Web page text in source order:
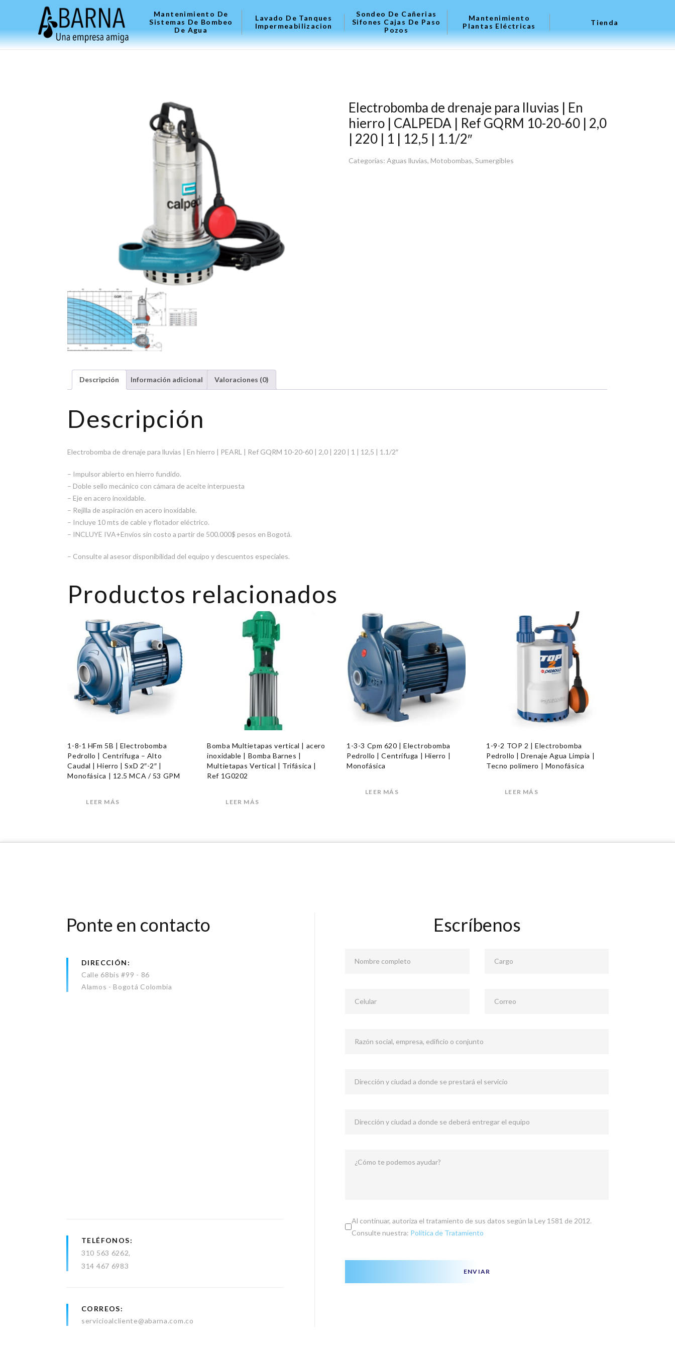
Mantenimiento De
Sistemas De Bombeo
De Agua
Lavado De Tanques
Impermeabilizacion
Sondeo De Cañerias
Sifones Cajas De Paso
Pozos
Mantenimiento
Plantas Eléctricas
Tienda
Electrobomba de drenaje para lluvias | En
hierro | CALPEDA | Ref GQRM 10-20-60 | 2,0
| 220 | 1 | 12,5 | 1.1/2″
Categorías: Aguas lluvias, Motobombas, Sumergibles
Descripción Información adicional Valoraciones (0)
Descripción
Electrobomba de drenaje para lluvias | En hierro | PEARL | Ref GQRM 10-20-60 | 2,0 | 220 | 1 | 12,5 | 1.1/2″
– Impulsor abierto en hierro fundido.
– Doble sello mecánico con cámara de aceite interpuesta
– Eje en acero inoxidable.
– Rejilla de aspiración en acero inoxidable.
– Incluye 10 mts de cable y flotador eléctrico.
– INCLUYE IVA+Envíos sin costo a partir de 500.000$ pesos en Bogotá.
– Consulte al asesor disponibilidad del equipo y descuentos especiales.
Productos relacionados
1-8-1 HFm 5B | Electrobomba
Pedrollo | Centrífuga – Alto
Caudal | Hierro | SxD 2″-2″ |
Monofásica | 12.5 MCA / 53 GPM
LEER MÁS
Bomba Multietapas vertical | acero
inoxidable | Bomba Barnes |
Multietapas Vertical | Trifásica |
Ref 1G0202
LEER MÁS
1-3-3 Cpm 620 | Electrobomba
Pedrollo | Centrífuga | Hierro |
Monofásica
LEER MÁS
1-9-2 TOP 2 | Electrobomba
Pedrollo | Drenaje Agua Limpia |
Tecno polímero | Monofásica
LEER MÁS
Ponte en contacto
DIRECCIÓN
Calle 68bis #99 - 86
Alamos - Bogotá Colombia
TELÉFONOS
310 563 6262
314 467 6983
CORREOS
servicioalcliente@abarna.com.co
Escríbenos
Nombre completo Cargo
Celular Correo
Razón social, empresa, edificio o conjunto
Dirección y ciudad a donde se prestará el servicio
Dirección y ciudad a donde se deberá entregar el equipo
¿Cómo te podemos ayudar?
Al continuar, autoriza el tratamiento de sus datos según la Ley 1581 de 2012.
Consulte nuestra: Política de Tratamiento
ENVIAR